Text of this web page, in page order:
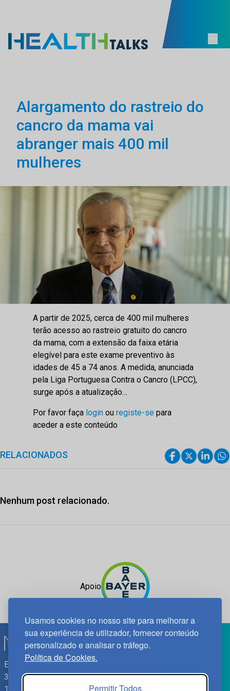
Usamos cookies no nosso site para melhorar a
sua experiência de utilizador, fornecer conteúdo
personalizado e analisar o tráfego.
Política de Cookies.
Permitir Todos
Alargamento do rastreio do
cancro da mama vai
abranger mais 400 mil
mulheres
A partir de 2025, cerca de 400 mil mulheres
terão acesso ao rastreio gratuito do cancro
da mama, com a extensão da faixa etária
elegível para este exame preventivo às
idades de 45 a 74 anos. A medida, anunciada
pela Liga Portuguesa Contra o Cancro (LPCC),
surge após a atualização…
Por favor faça login ou registe-se para
aceder a este conteúdo
RELACIONADOS
Nenhum post relacionado.
Apoio
Edif. Lisboa Oriente | Av. Infante D. Henrique, n.º 333H, esc.
37